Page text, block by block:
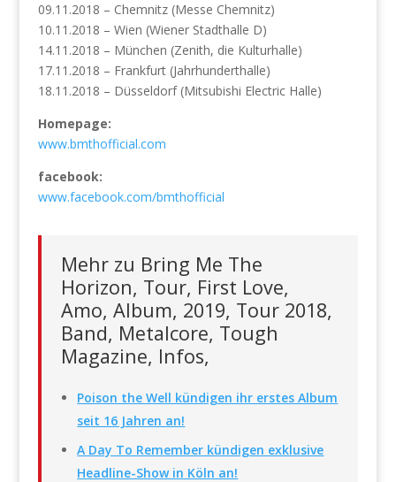
09.11.2018 – Chemnitz (Messe Chemnitz)
10.11.2018 – Wien (Wiener Stadthalle D)
14.11.2018 – München (Zenith, die Kulturhalle)
17.11.2018 – Frankfurt (Jahrhunderthalle)
18.11.2018 – Düsseldorf (Mitsubishi Electric Halle)
Homepage:
www.bmthofficial.com
facebook:
www.facebook.com/bmthofficial
Mehr zu Bring Me The
Horizon, Tour, First Love,
Amo, Album, 2019, Tour 2018,
Band, Metalcore, Tough
Magazine, Infos,
Poison the Well kündigen ihr erstes Album
seit 16 Jahren an!
A Day To Remember kündigen exklusive
Headline-Show in Köln an!